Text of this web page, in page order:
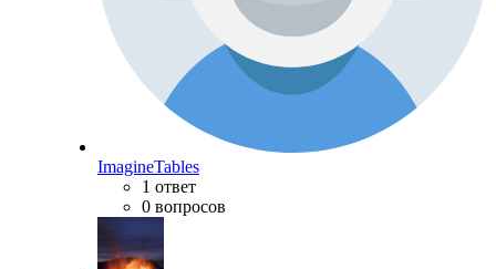
ImagineTables
1 ответ
0 вопросов